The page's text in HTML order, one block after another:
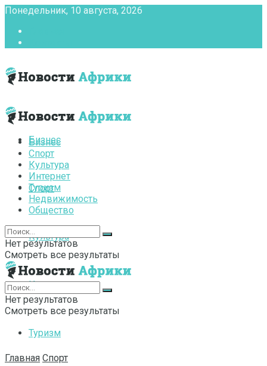
Понедельник, 10 августа, 2026
Бизнес
Спорт
Культура
Интернет
Туризм
Бизнес
Спорт
Культура
Интернет
Туризм
Недвижимость
Общество
Нет результатов
Смотреть все результаты
Нет результатов
Смотреть все результаты
Главная Спорт